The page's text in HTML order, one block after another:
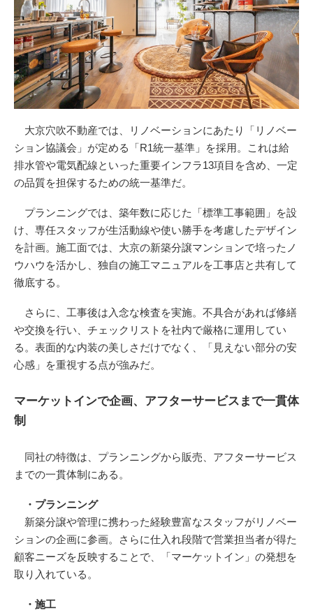
大京穴吹不動産では、リノベーションにあたり「リノベー
ション協議会」が定める「R1統一基準」を採用。これは給
排水管や電気配線といった重要インフラ13項目を含め、一定
の品質を担保するための統一基準だ。
プランニングでは、築年数に応じた「標準工事範囲」を設
け、専任スタッフが生活動線や使い勝手を考慮したデザイン
を計画。施工面では、大京の新築分譲マンションで培ったノ
ウハウを活かし、独自の施工マニュアルを工事店と共有して
徹底する。
さらに、工事後は入念な検査を実施。不具合があれば修繕
や交換を行い、チェックリストを社内で厳格に運用してい
る。表面的な内装の美しさだけでなく、「見えない部分の安
心感」を重視する点が強みだ。
マーケットインで企画、アフターサービスまで一貫体
制
同社の特徴は、プランニングから販売、アフターサービス
までの一貫体制にある。
・プランニング
新築分譲や管理に携わった経験豊富なスタッフがリノベー
ションの企画に参画。さらに仕入れ段階で営業担当者が得た
顧客ニーズを反映することで、「マーケットイン」の発想を
取り入れている。
・施工